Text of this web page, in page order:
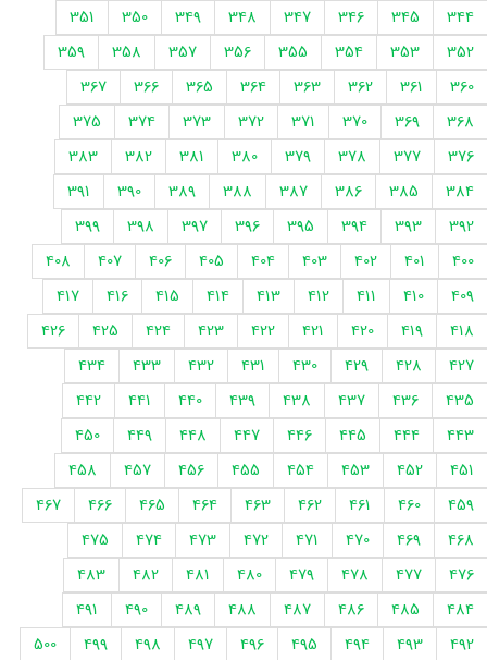
344
345
346
347
348
349
350
351
352
353
354
355
356
357
358
359
360
361
362
363
364
365
366
367
368
369
370
371
372
373
374
375
376
377
378
379
380
381
382
383
384
385
386
387
388
389
390
391
392
393
394
395
396
397
398
399
400
401
402
403
404
405
406
407
408
409
410
411
412
413
414
415
416
417
418
419
420
421
422
423
424
425
426
427
428
429
430
431
432
433
434
435
436
437
438
439
440
441
442
443
444
445
446
447
448
449
450
451
452
453
454
455
456
457
458
459
460
461
462
463
464
465
466
467
468
469
470
471
472
473
474
475
476
477
478
479
480
481
482
483
484
485
486
487
488
489
490
491
492
493
494
495
496
497
498
499
500